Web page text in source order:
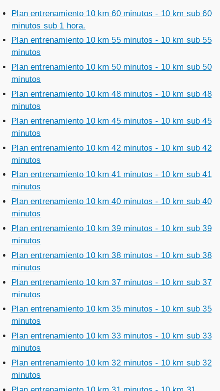
Plan entrenamiento 10 km 60 minutos - 10 km sub 60
minutos sub 1 hora.
Plan entrenamiento 10 km 55 minutos - 10 km sub 55
minutos
Plan entrenamiento 10 km 50 minutos - 10 km sub 50
minutos
Plan entrenamiento 10 km 48 minutos - 10 km sub 48
minutos
Plan entrenamiento 10 km 45 minutos - 10 km sub 45
minutos
Plan entrenamiento 10 km 42 minutos - 10 km sub 42
minutos
Plan entrenamiento 10 km 41 minutos - 10 km sub 41
minutos
Plan entrenamiento 10 km 40 minutos - 10 km sub 40
minutos
Plan entrenamiento 10 km 39 minutos - 10 km sub 39
minutos
Plan entrenamiento 10 km 38 minutos - 10 km sub 38
minutos
Plan entrenamiento 10 km 37 minutos - 10 km sub 37
minutos
Plan entrenamiento 10 km 35 minutos - 10 km sub 35
minutos
Plan entrenamiento 10 km 33 minutos - 10 km sub 33
minutos
Plan entrenamiento 10 km 32 minutos - 10 km sub 32
minutos